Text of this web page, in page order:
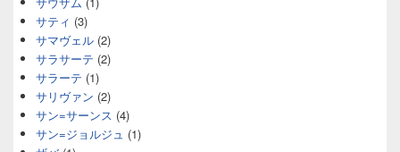
サティ (3)
サマヴェル (2)
サラサーテ (2)
サラーテ (1)
サリヴァン (2)
サン=サーンス (4)
サン=ジョルジュ (1)